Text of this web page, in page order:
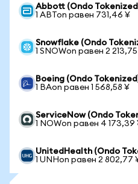
Abbott (Ondo
1 ABTon равен 731,46 ¥
Snowflake (Ondo
1 SNOWon равен 2
Boeing (Ondo
1 BAon равен 1 568,58 ¥
ServiceNow (Ondo
1 NOWon равен 4 173,39
UnitedHealth (Ondo
1 UNHon равен 2 802,77